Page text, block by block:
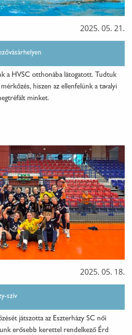
2025. 05. 21.
a HVSC otthonába látogatott. Tudtuk
hiszen az ellenfelünk a tavalyi
minket.
2025. 05. 18.
szív
játszotta az Eszterházy SC női
erősebb kerettel rendelkező Érd